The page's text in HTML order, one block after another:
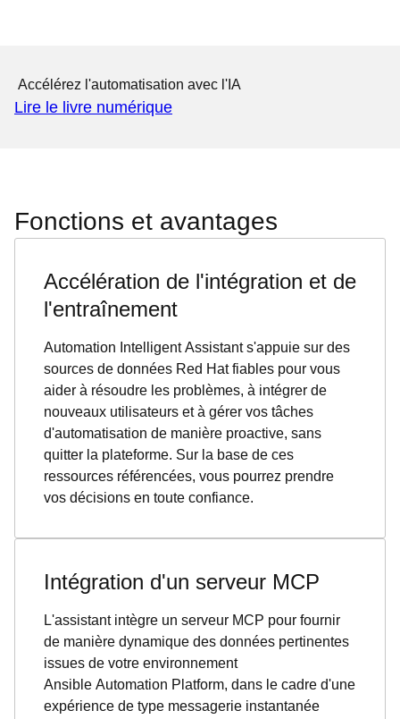
Accélérez l'automatisation avec l'IA
Lire le livre numérique
Fonctions et avantages
Accélération de l'intégration et de
l'entraînement
Automation Intelligent Assistant s'appuie sur des
sources de données Red Hat fiables pour vous
aider à résoudre les problèmes, à intégrer de
nouveaux utilisateurs et à gérer vos tâches
d'automatisation de manière proactive, sans
quitter la plateforme. Sur la base de ces
ressources référencées, vous pourrez prendre
vos décisions en toute confiance.
Intégration d'un serveur MCP
L'assistant intègre un serveur MCP pour fournir
de manière dynamique des données pertinentes
issues de votre environnement
Ansible Automation Platform, dans le cadre d'une
expérience de type messagerie instantanée